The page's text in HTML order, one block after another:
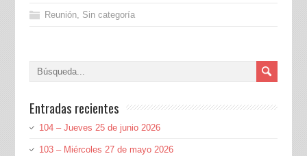
Reunión, Sin categoría
Entradas recientes
104 – Jueves 25 de junio 2026
103 – Miércoles 27 de mayo 2026